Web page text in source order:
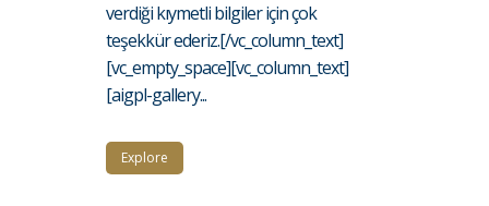
verdiği kıymetli bilgiler için çok
teşekkür ederiz.[/vc_column_text]
[vc_empty_space][vc_column_text]
[aigpl-gallery...
Explore